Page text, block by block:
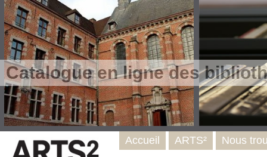
Catalogue en ligne des
Accueil ARTS² Nous